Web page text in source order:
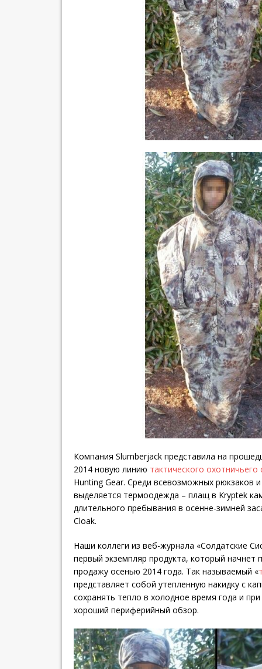
Компания Slumberjack представила на
2014 новую линию тактического
Hunting Gear. Среди всевозможных рюкзаков
выделяется термоодежда – плащ в Kryptek
длительного пребывания в осенне-зимней
Cloak.
Наши коллеги из веб-журнала «Солдатские
первый экземпляр продукта, который начнет
продажу осенью 2014 года. Так называемый «
представляет собой утепленную накидку с
сохранять тепло в холодное время года и
хороший периферийный обзор.